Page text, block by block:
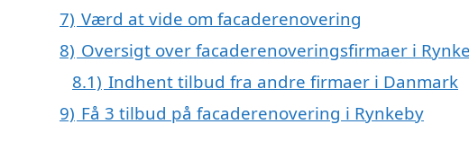
7) Værd at vide om facaderenovering
8) Oversigt over facaderenoveringsfirmaer i
8.1) Indhent tilbud fra andre firmaer i Danmark
9) Få 3 tilbud på facaderenovering i Rynkeby